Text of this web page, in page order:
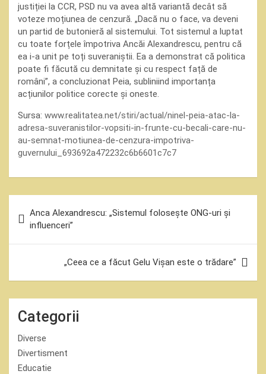
justiției la CCR, PSD nu va avea altă variantă decât să
voteze moțiunea de cenzură. „Dacă nu o face, va deveni
un partid de butonieră al sistemului. Tot sistemul a luptat
cu toate forțele împotriva Ancăi Alexandrescu, pentru că
ea i-a unit pe toți suveraniștii. Ea a demonstrat că politica
poate fi făcută cu demnitate și cu respect față de
români”, a concluzionat Peia, subliniind importanța
acțiunilor politice corecte și oneste.
Sursa: www.realitatea.net/stiri/actual/ninel-peia-atac-la-
adresa-suveranistilor-vopsiti-in-frunte-cu-becali-care-nu-
au-semnat-motiunea-de-cenzura-impotriva-
guvernului_693692a472232c6b6601c7c7
în
articole
Anca Alexandrescu: „Sistemul folosește ONG-uri și
influenceri”
„Ceea ce a făcut Gelu Vișan este o trădare”
Categorii
Diverse
Divertisment
Educatie